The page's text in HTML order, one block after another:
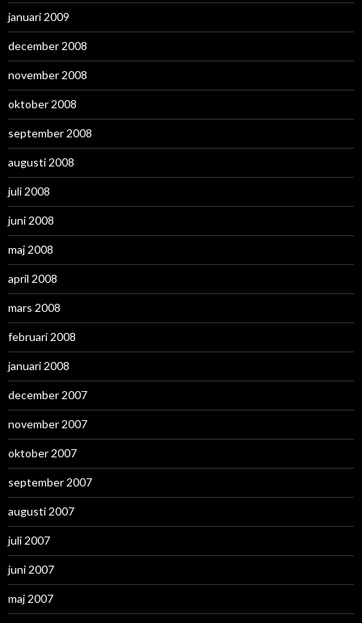
januari 2009
december 2008
november 2008
oktober 2008
september 2008
augusti 2008
juli 2008
juni 2008
maj 2008
april 2008
mars 2008
februari 2008
januari 2008
december 2007
november 2007
oktober 2007
september 2007
augusti 2007
juli 2007
juni 2007
maj 2007